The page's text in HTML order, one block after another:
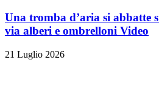
Una tromba d’aria si abbatte
via alberi e ombrelloni Video
21 Luglio 2026